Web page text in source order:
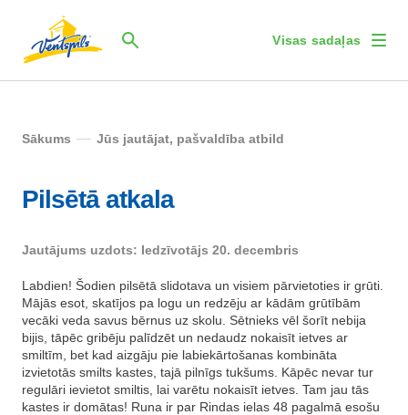
Visas sadaļas
Sākums Jūs jautājat, pašvaldība atbild
Pilsētā atkala
Jautājums uzdots: Iedzīvotājs 20. decembris
Labdien! Šodien pilsētā slidotava un visiem pārvietoties ir grūti.
Mājās esot, skatījos pa logu un redzēju ar kādām grūtībām
vecāki veda savus bērnus uz skolu. Sētnieks vēl šorīt nebija
bijis, tāpēc gribēju palīdzēt un nedaudz nokaisīt ietves ar
smiltīm, bet kad aizgāju pie labiekārtošanas kombināta
izvietotās smilts kastes, tajā pilnīgs tukšums. Kāpēc nevar tur
regulāri ievietot smiltis, lai varētu nokaisīt ietves. Tam jau tās
kastes ir domātas! Runa ir par Rindas ielas 48 pagalmā esošu